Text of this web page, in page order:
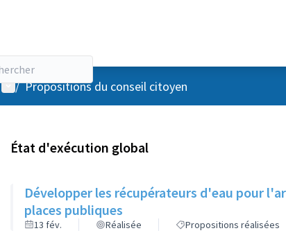
Menu utilisateur
/ Propositions du conseil citoyen
État d'exécution global
Développer les récupérateurs d'eau pour
places publiques
13 fév. Réalisée Propositions réalisées